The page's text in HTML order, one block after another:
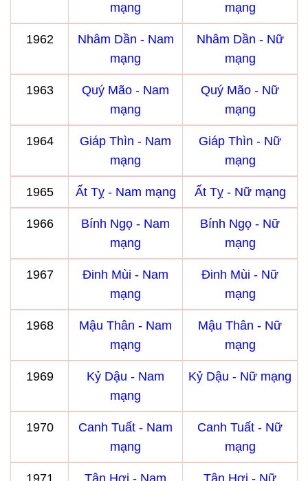
mạng
mạng
1962
Nhâm Dần - Nam
mạng
Nhâm Dần - Nữ
mạng
1963
Quý Mão - Nam
mạng
Quý Mão - Nữ
mạng
1964
Giáp Thìn - Nam
mạng
Giáp Thìn - Nữ
mạng
1965 Ất Tỵ - Nam mạng Ất Tỵ - Nữ mạng
1966
Bính Ngọ - Nam
mạng
Bính Ngọ - Nữ
mạng
1967
Đinh Mùi - Nam
mạng
Đinh Mùi - Nữ
mạng
1968
Mậu Thân - Nam
mạng
Mậu Thân - Nữ
mạng
1969
Kỷ Dậu - Nam
mạng
Kỷ Dậu - Nữ mạng
1970
Canh Tuất - Nam
mạng
Canh Tuất - Nữ
mạng
1971 Tân Hợi - Nam Tân Hợi - Nữ